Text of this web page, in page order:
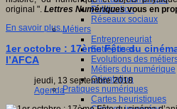
Publication
Réseaux sociaux
Métiers
Entrepreneuriat
Entreprises
Evolutions des
Métiers du numérique
Orientation
Pratiques numériques
Cartes heuristiques
original ". Lettres Numériquesvous en
En savoir plus...
1er octobre : 17ème Fête du
l’AFCA
jeudi, 13 septembre 2018
Agenda